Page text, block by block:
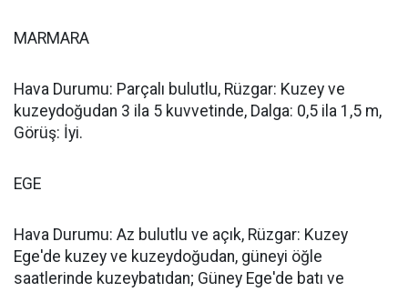
MARMARA
Hava Durumu: Parçalı bulutlu, Rüzgar: Kuzey ve
kuzeydoğudan 3 ila 5 kuvvetinde, Dalga: 0,5 ila 1,5 m,
Görüş: İyi.
EGE
Hava Durumu: Az bulutlu ve açık, Rüzgar: Kuzey
Ege'de kuzey ve kuzeydoğudan, güneyi öğle
saatlerinde kuzeybatıdan; Güney Ege'de batı ve